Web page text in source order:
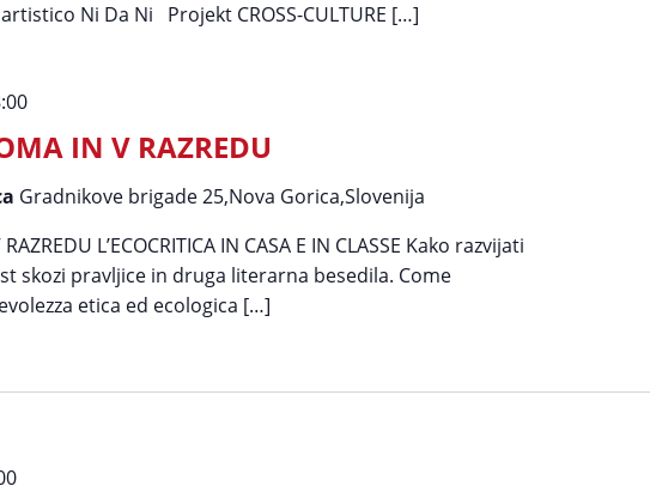
Ni Da Ni Projekt CROSS-CULTURE […]
IN V RAZREDU
Gradnikove brigade 25,Nova Gorica,Slovenija
L’ECOCRITICA IN CASA E IN CLASSE Kako razvijati
skozi pravljice in druga literarna besedila. Come
etica ed ecologica […]